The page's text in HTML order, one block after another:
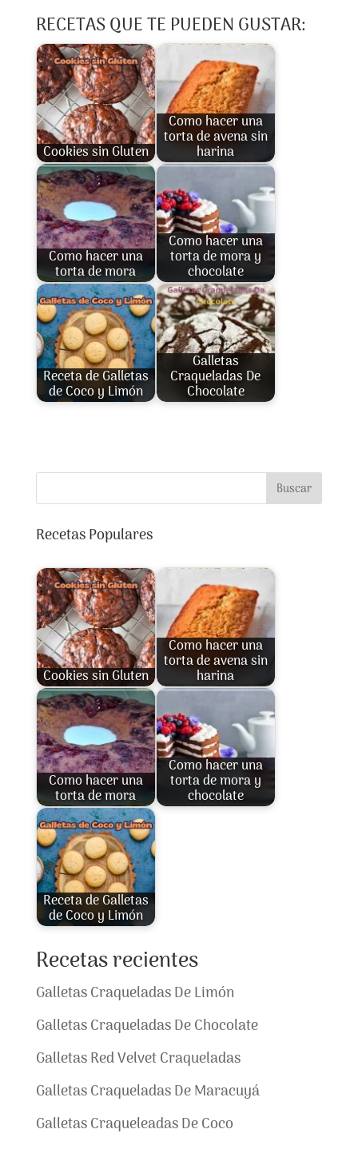
RECETAS QUE TE PUEDEN GUSTAR:
Cookies sin Gluten
Como hacer una
torta de avena sin
harina
Como hacer una
torta de mora
Como hacer una
torta de mora y
chocolate
Receta de Galletas
de Coco y Limón
Galletas
Craqueladas De
Chocolate
Buscar
Recetas Populares
Cookies sin Gluten
Como hacer una
torta de avena sin
harina
Como hacer una
torta de mora
Como hacer una
torta de mora y
chocolate
Receta de Galletas
de Coco y Limón
Recetas recientes
Galletas Craqueladas De Limón
Galletas Craqueladas De Chocolate
Galletas Red Velvet Craqueladas
Galletas Craqueladas De Maracuyá
Galletas Craqueleadas De Coco